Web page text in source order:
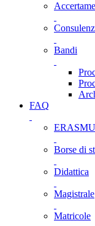
Bandi
FAQ
Borse di
Didattica
Magistrale
Matricole